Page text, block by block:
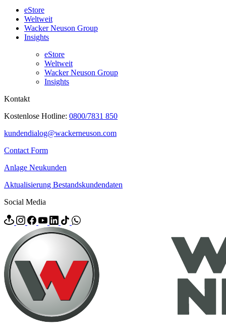
eStore
Weltweit
Wacker Neuson Group
Insights
eStore
Weltweit
Wacker Neuson Group
Insights
Kontakt
Kostenlose Hotline: 0800/7831 850
kundendialog@wackerneuson.com
Contact Form
Anlage Neukunden
Aktualisierung Bestandskundendaten
Social Media